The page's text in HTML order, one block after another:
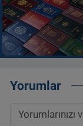
Yorumlar